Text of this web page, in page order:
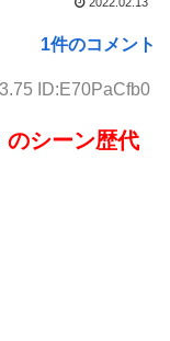
1件のコメント
ID:E70PaCfb0
のシーン歴代